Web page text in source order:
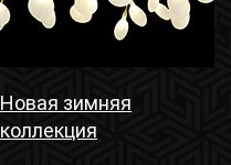
Новая зимняя
коллекция